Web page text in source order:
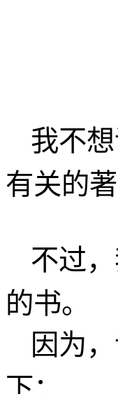
我不
有关的
不过
的书。
因为